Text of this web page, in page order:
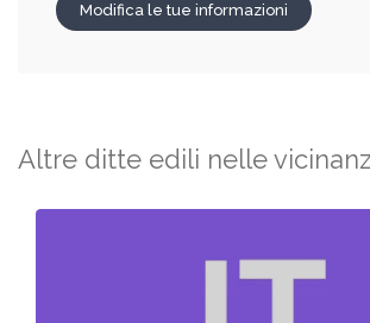
Modifica le tue informazioni
Altre ditte edili nelle